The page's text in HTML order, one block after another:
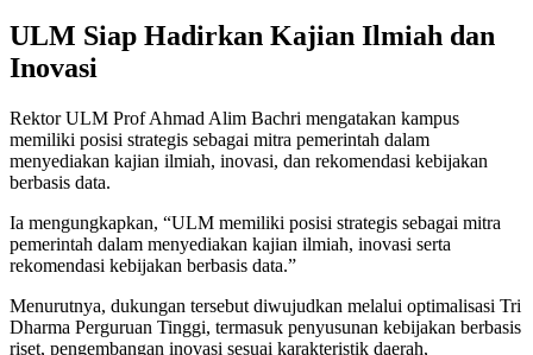
ULM Siap Hadirkan Kajian Ilmiah dan
Inovasi
Rektor ULM Prof Ahmad Alim Bachri mengatakan kampus
memiliki posisi strategis sebagai mitra pemerintah dalam
menyediakan kajian ilmiah, inovasi, dan rekomendasi kebijakan
berbasis data.
Ia mengungkapkan, “ULM memiliki posisi strategis sebagai mitra
pemerintah dalam menyediakan kajian ilmiah, inovasi serta
rekomendasi kebijakan berbasis data.”
Menurutnya, dukungan tersebut diwujudkan melalui optimalisasi Tri
Dharma Perguruan Tinggi, termasuk penyusunan kebijakan berbasis
riset, pengembangan inovasi sesuai karakteristik daerah,